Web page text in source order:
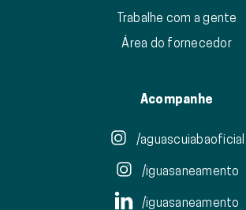
Trabalhe com a gente
Área do fornecedor
Acompanhe
/aguascuiabaoficial
/iguasaneamento
/iguasaneamento